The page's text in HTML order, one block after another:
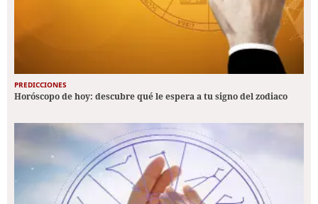
PREDICCIONES
Horóscopo de hoy: descubre qué le espera a tu signo del zodiaco